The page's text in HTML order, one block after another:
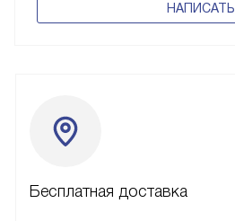
НАПИСАТЬ
Бесплатная доставка